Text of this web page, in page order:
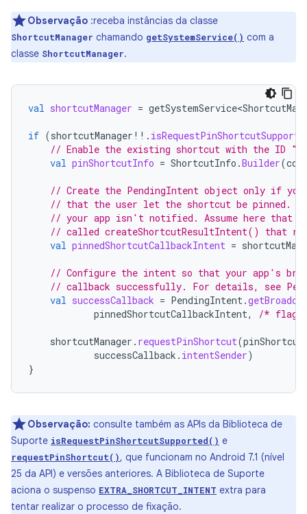
Observação :receba instâncias da classe
ShortcutManager chamando getSystemService() com a
classe ShortcutManager.
val shortcutManager =
if (shortcutManager !! .
// Enable the existing shortcut with the ID
val pinShortcutInfo = ShortcutInfo .Builder(
// Create the PendingIntent object only if
// that the user let the shortcut be pinned.
// your app isn't notified. Assume here that
// called createShortcutResultIntent() that
val pinnedShortcutCallbackIntent =
// Configure the intent so that your app's
// callback successfully. For details, see
val successCallback = PendingIntent.
pinnedShortcutCallbackIntent, /*
shortcutManager . requestPinShortcut(
successCallback . intentSender)
}
Observação: consulte também as APIs da Biblioteca de
Suporte isRequestPinShortcutSupported() e
requestPinShortcut(), que funcionam no Android 7.1 (nível
25 da API) e versões anteriores. A Biblioteca de Suporte
aciona o suspenso EXTRA_SHORTCUT_INTENT extra para
tentar realizar o processo de fixação.